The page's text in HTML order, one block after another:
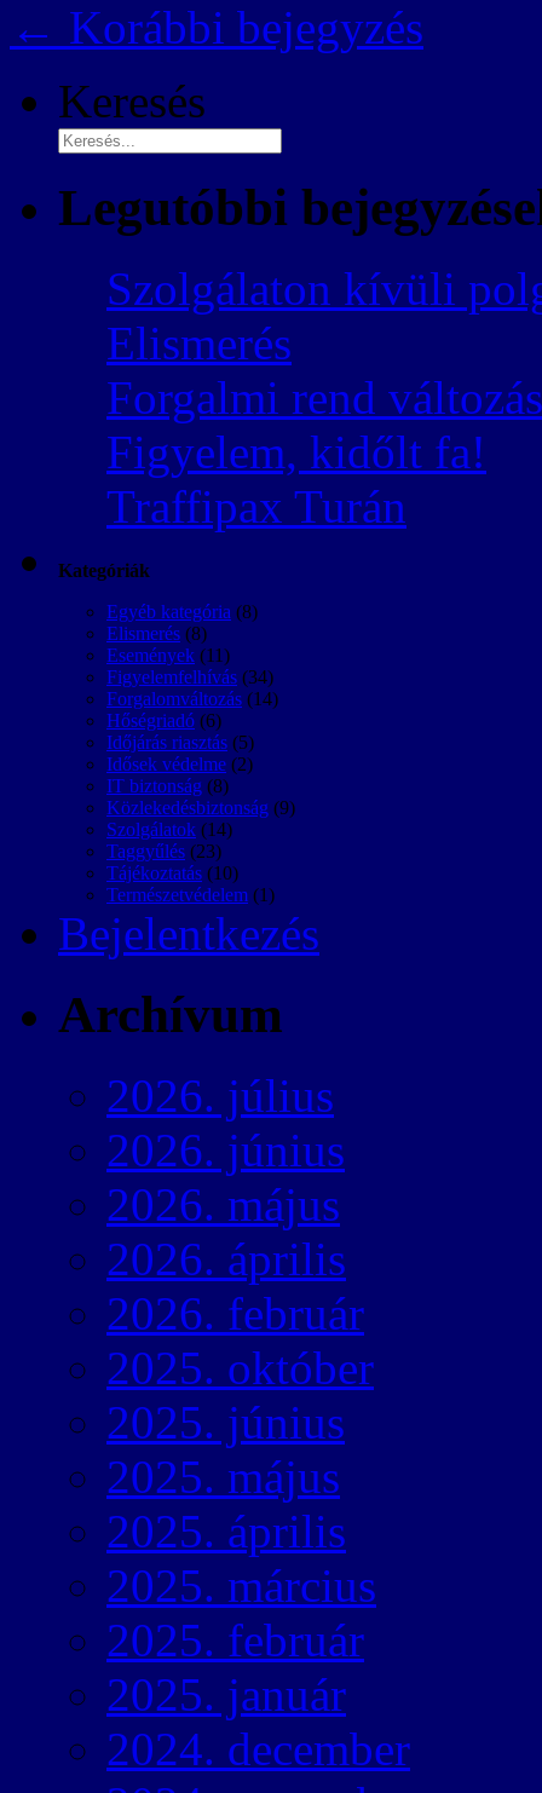
← Korábbi bejegyzés
Keresés
Legutóbbi
Szolgálaton kívüli
Elismerés
Forgalmi rend
Figyelem, kidőlt fa!
Traffipax Turán
Kategóriák
Egyéb kategória (8)
Elismerés (8)
Események (11)
Figyelemfelhívás (34)
Forgalomváltozás (14)
Hőségriadó (6)
Időjárás riasztás (5)
Idősek védelme (2)
IT biztonság (8)
Közlekedésbiztonság (9)
Szolgálatok (14)
Taggyűlés (23)
Tájékoztatás (10)
Természetvédelem (1)
Bejelentkezés
Archívum
2026. július
2026. június
2026. május
2026. április
2026. február
2025. október
2025. június
2025. május
2025. április
2025. március
2025. február
2025. január
2024. december